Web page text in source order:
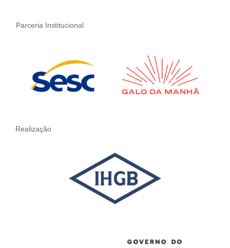
Parceria Institucional
Realização